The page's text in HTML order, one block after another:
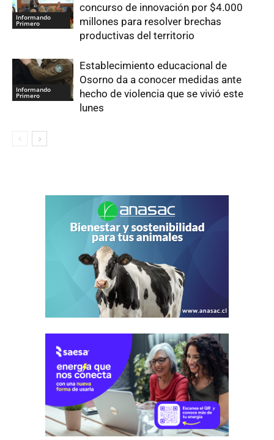
Informando
Primero
concurso de innovación por $4.000
millones para resolver brechas
productivas del territorio
Informando
Primero
Establecimiento educacional de
Osorno da a conocer medidas ante
hecho de violencia que se vivió este
lunes